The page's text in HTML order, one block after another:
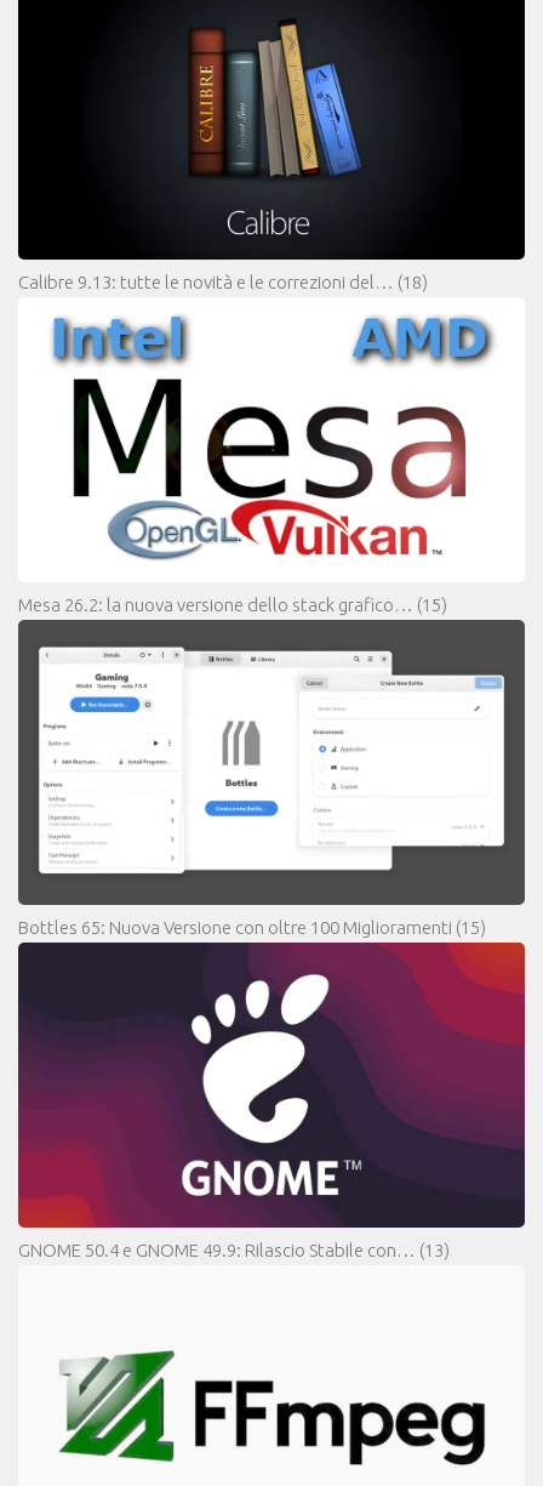
Calibre 9.13: tutte le novità e le correzioni del… (18)
Mesa 26.2: la nuova versione dello stack grafico… (15)
Bottles 65: Nuova Versione con oltre 100 Miglioramenti (15)
GNOME 50.4 e GNOME 49.9: Rilascio Stabile con… (13)